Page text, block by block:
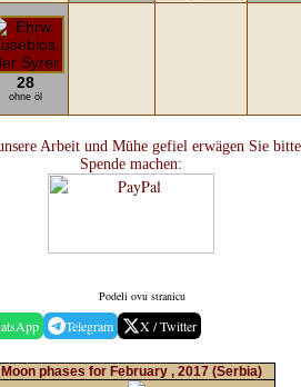
28
ohne öl
Arbeit und Mühe gefiel erwägen Sie
Spende machen:
Podeli ovu stranicu
Telegram X / Twitter
Moon phases for February , 2017 (Serbia)